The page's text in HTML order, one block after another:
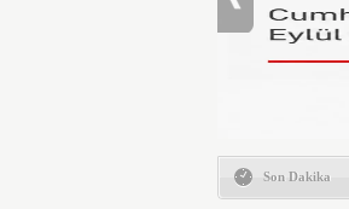
Son Dakika